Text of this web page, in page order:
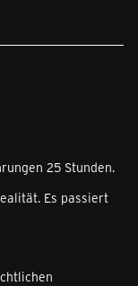
25 Stunden.
Es passiert